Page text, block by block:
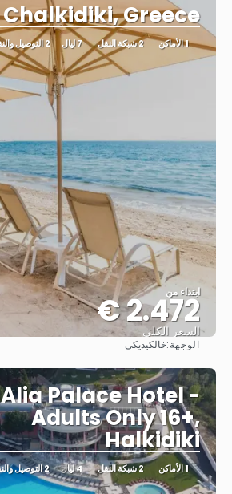
Chalkidiki, Greece
1 الأماكن 2 شبكة النقل 7 ليال 2 التوصيل والنقل
ابتداء من
2.472 €
السعر الكلي
الوجهة:خالكيديكي
Alia Palace Hotel -
Adults Only 16+,
Halkidiki
1 الأماكن 2 شبكة النقل 4 ليال 2 التوصيل والنقل